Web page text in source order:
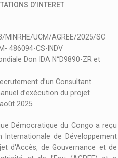
D’INTERET
UCM/AGREE/2025/SC
CS-INDV
Don IDA N°D9890-ZR et
d’un Consultant
d’exécution du projet
2025
Démocratique du Congo a reçu
Internationale de Développement
d'Accès, de Gouvernance et de